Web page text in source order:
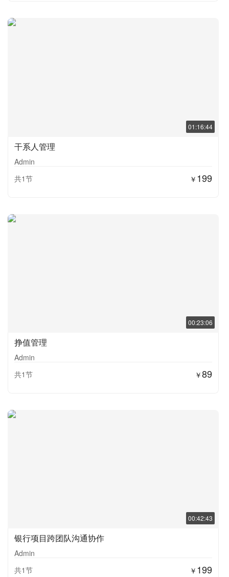
01:16:44
干系人管理
Admin
共1节
￥ 199
00:23:06
挣值管理
Admin
共1节
￥89
00:42:43
银行项目跨团队沟通协作
Admin
共1节
￥ 199